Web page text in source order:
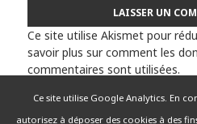
Ce site utilise Google Analytics. En
autorisez à déposer des cookies à des
Ce site utilise Akismet pour
savoir plus sur comment les
commentaires sont utilisées.